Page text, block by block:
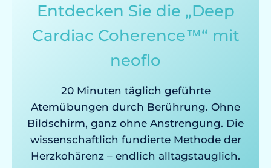
Entdecken Sie die „Deep
Cardiac Coherence™“ mit
neoflo
20 Minuten täglich geführte
Atemübungen durch Berührung. Ohne
Bildschirm, ganz ohne Anstrengung. Die
wissenschaftlich fundierte Methode der
Herzkohärenz – endlich alltagstauglich.